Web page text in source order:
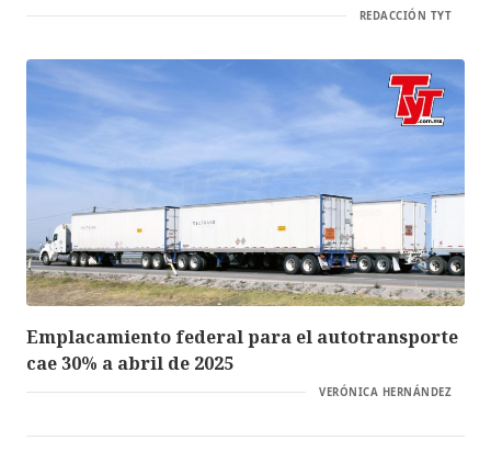
REDACCIÓN TYT
Emplacamiento federal para el autotransporte
cae 30% a abril de 2025
VERÓNICA HERNÁNDEZ